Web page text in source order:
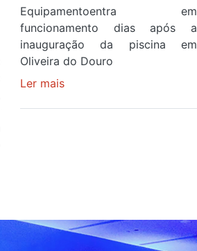
Equipamentoentra em
funcionamento dias após a
inauguração da piscina em
Oliveira do Douro
Ler maissobre